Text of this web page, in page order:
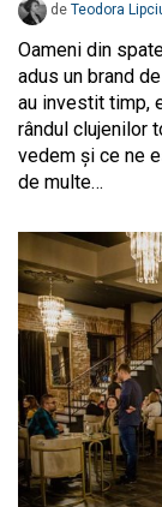
de Teodora
Oameni din
adus un brand
au investit timp,
rândul clujenilor
vedem și ce ne
de multe…